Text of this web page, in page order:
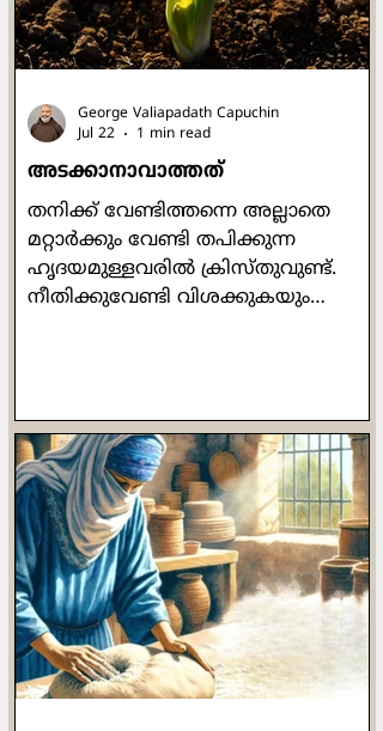
സഭയിലേക്ക് കൊണ്ടുവരപ്പെട്ട അവൾ
തീപാറുന്ന കണ്ണുകളോടെ കുറേ
ചോദ്യങ്ങൾ സഭയിലേക്ക
അടക്കാനാവാത്തത്
തനിക്ക് വേണ്ടിത്തന്നെ അല്ലാതെ
മറ്റാർക്കും വേണ്ടി തപിക്കുന്ന
ഹൃദയമുള്ളവരിൽ ക്രിസ്തുവുണ്ട്.
നീതിക്കുവേണ്ടി വിശക്കുകയും
ക്രിസ്തുവുണ്ട്. അധികാരത്തെയും
ദുഷ്ടതയെയും ഭയക്കാത്തവരിലും
ക്രിസ്തു ഉണ്ട്. വിശക്കുന്നവർക്ക്
ഭക്ഷണം കൊടുക്കുന്നവരിലും
ദാഹിക്കുന്നവർക്ക് ദാഹനീർ
പകരുന്നവരിലും ക്രിസ്തുവുണ്ട്.
അധികാര കേന്ദ്രങ്ങളിലേക്ക്
കഴുതപ്പുറത്തേറി യാത്ര
ചെയ്യുന്നവരിലും ക്രിസ്തുവുണ്ട്.
അടികൊണ
George Valiapadath Capuchin
Jul 22
1 min read